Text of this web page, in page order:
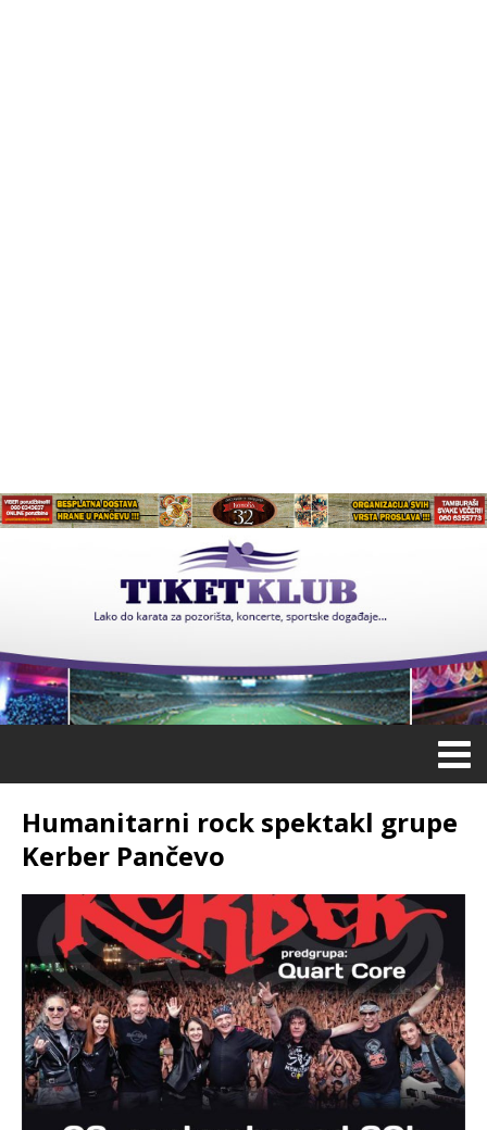
Humanitarni rock spektakl grupe
Kerber Pančevo